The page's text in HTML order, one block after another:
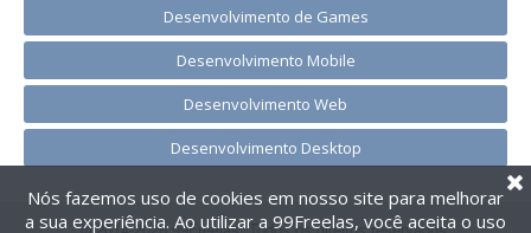
Desenvolvimento de Games
Desenvolvimento Mobile
Desenvolvimento Web
Desenvolvimento Desktop
Nós fazemos uso de cookies em nosso site para melhorar
a sua experiência. Ao utilizar a 99Freelas, você aceita o uso